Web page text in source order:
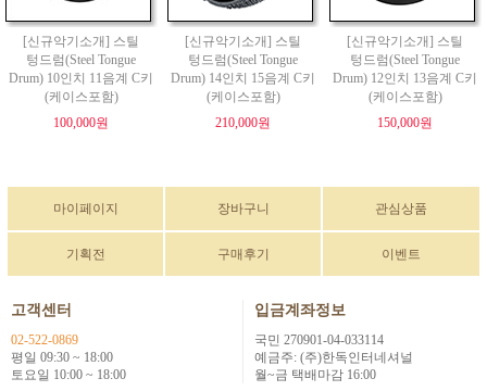
[신규악기소개] 스틸
텅드럼(Steel Tongue
Drum) 10인치 11음계 C키
(케이스포함)
100,000원
[신규악기소개] 스틸
텅드럼(Steel Tongue
Drum) 14인치 15음계 C키
(케이스포함)
210,000원
[신규악기소개] 스틸
텅드럼(Steel Tongue
Drum) 12인치 13음계 C키
(케이스포함)
150,000원
마이페이지 장바구니 관심상품
기획전 구매후기 이벤트
고객센터
02-522-0869
평일 09:30 ~ 18:00
토요일 10:00 ~ 18:00
입금계좌정보
국민 270901-04-033114
예금주: (주)한독인터네셔널
월~금 택배마감 16:00